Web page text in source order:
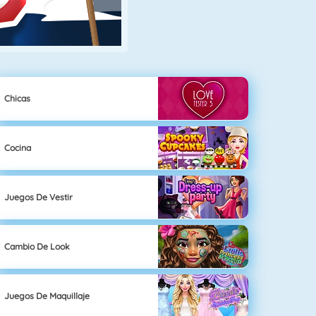
Chicas
Cocina
Juegos De Vestir
Cambio De Look
Juegos De Maquillaje